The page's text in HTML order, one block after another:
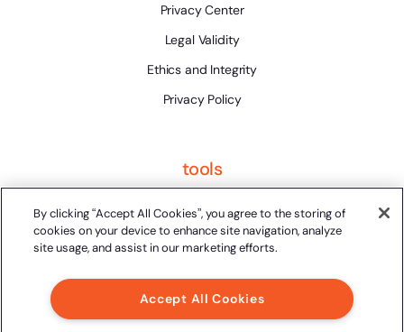
Privacy Center
Legal Validity
Ethics and Integrity
Privacy Policy
tools
Platform Status
2024 Clicksign® - All rights reserved.
By clicking “Accept All Cookies”, you agree to the storing of
cookies on your device to enhance site navigation, analyze
site usage, and assist in our marketing efforts.
Accept All Cookies